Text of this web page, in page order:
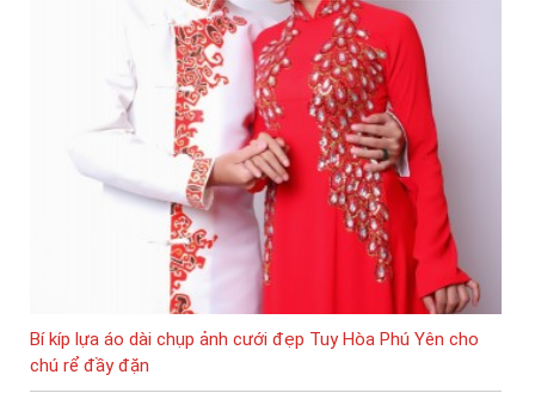
Bí kíp lựa áo dài chụp ảnh cưới đẹp Tuy Hòa Phú Yên cho
chú rể đầy đặn